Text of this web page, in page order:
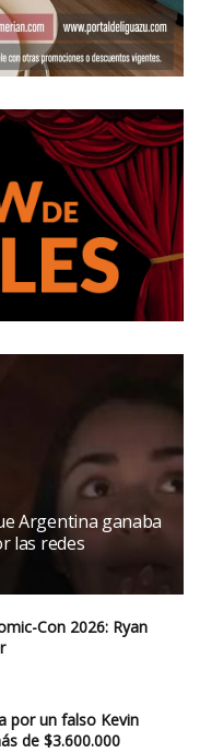
Argentina ganaba
las redes
Con 2026: Ryan
por un falso Kevin
de $3.600.000